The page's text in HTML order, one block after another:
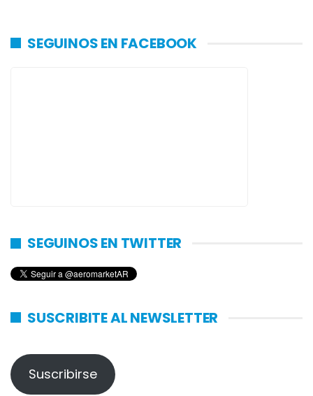
SEGUINOS EN FACEBOOK
SEGUINOS EN TWITTER
SUSCRIBITE AL NEWSLETTER
Suscribirse